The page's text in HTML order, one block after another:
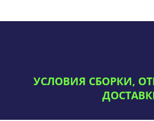
УСЛОВИЯ СБОРКИ,